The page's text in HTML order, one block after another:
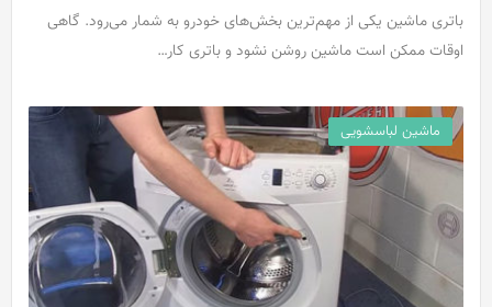
باتری ماشین یکی از مهم‌ترین بخش‌های خودرو به شمار می‌رود. گاهی
اوقات ممکن است ماشین‌ روشن نشود و باتری کار…
ماشین لباسشویی